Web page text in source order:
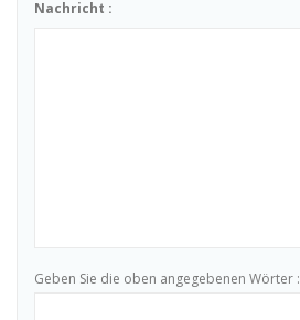
Nachricht :
Geben Sie die oben angegebenen Wörter :